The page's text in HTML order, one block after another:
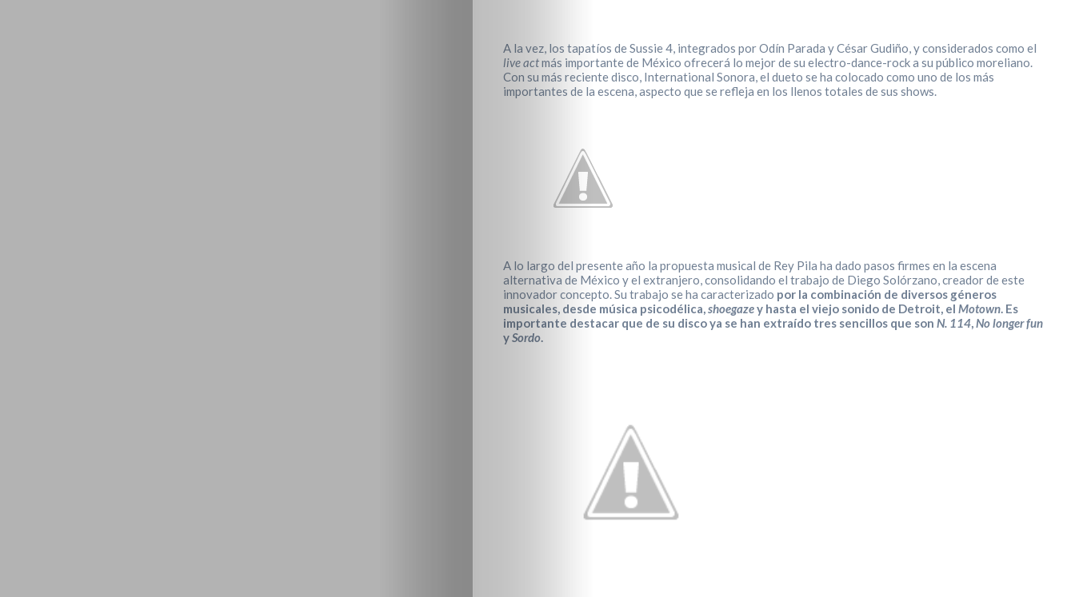
A la vez, los tapatíos de Sussie 4, integrados por Odín Parada y César Gudiño, y considerados como el
live actmás importante de México ofrecerá lo mejor de su electro-dance-rock a su público moreliano.
Con su más reciente disco, International Sonora, el dueto se ha colocado como uno de los más
importantes de la escena, aspecto que se refleja en los llenos totales de sus shows.
A lo largo del presente año la propuesta musical de Rey Pila ha dado pasos firmes en la escena
alternativa de México y el extranjero, consolidando el trabajo de Diego Solórzano, creador de este
innovador concepto. Su trabajo se ha caracterizado por la combinación de diversos géneros
musicales, desde música psicodélica,shoegazey hasta el viejo sonido de Detroit, el Motown. Es
importante destacar que de su disco ya se han extraído tres sencillos que son N. 114,No longer fun
ySordo.